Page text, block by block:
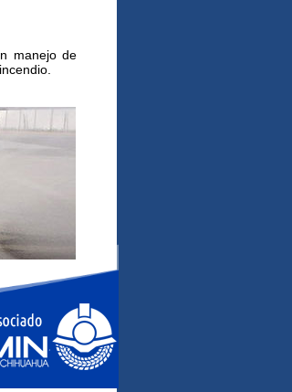
manejo de